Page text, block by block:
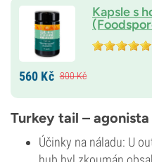
Kapsle s
560 Kč 800Kč
Turkey tail – agonista
Účinky na náladu: U